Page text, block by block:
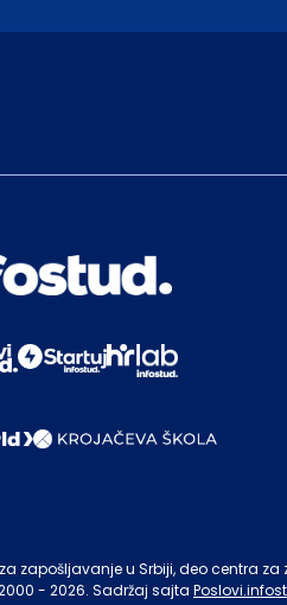
zapošljavanje u Srbiji, deo centra
- 2026. Sadržaj sajta